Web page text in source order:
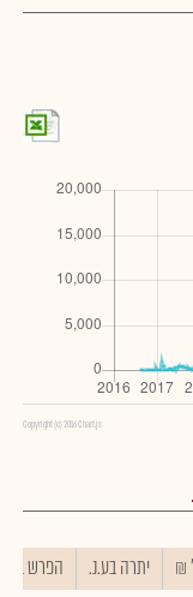
Copyright (c) 2016 Chart.js
₪ יתרה בע.נ. הפרש